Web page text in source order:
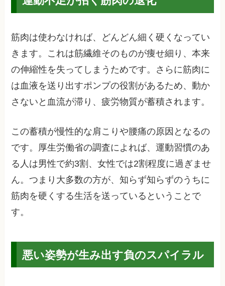
筋肉は使わなければ、どんどん細く硬くなってい
きます。これは筋繊維そのものが痩せ細り、本来
の伸縮性を失ってしまうためです。さらに筋肉に
は血液を送り出すポンプの役割があるため、動か
さないと血流が滞り、疲労物質が蓄積されます。
この蓄積が慢性的な肩こりや腰痛の原因となるの
です。厚生労働省の調査によれば、運動習慣のあ
る人は男性で約3割、女性では2割程度に過ぎませ
ん。つまり大多数の方が、知らず知らずのうちに
筋肉を硬くする生活を送っているということで
す。
悪い姿勢が生み出す負のスパイラル